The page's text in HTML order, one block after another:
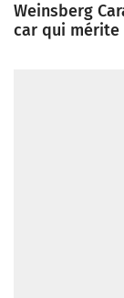
Weinsberg
car qui mérite